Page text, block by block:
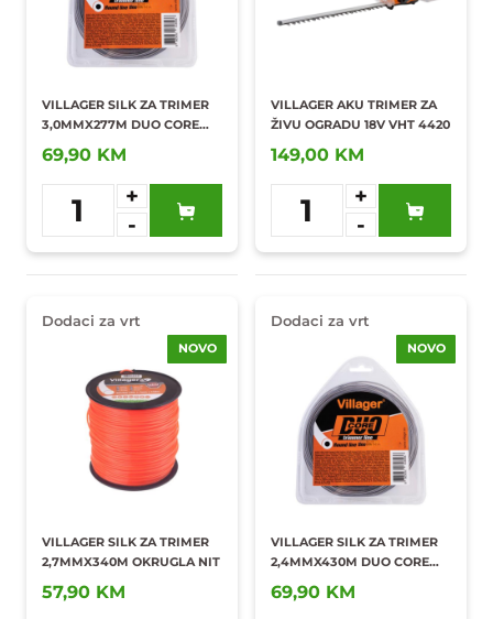
VILLAGER SILK ZA TRIMER
3,0MMX277M DUO CORE
OKRUGLA NIT
69,90 KM
1
+
-
Dodaj u
omiljene
VILLAGER AKU TRIMER ZA
ŽIVU OGRADU 18V VHT 4420
149,00 KM
1
+
-
Dodaj u
omiljene
Dodaci za vrt
NOVO
VILLAGER SILK ZA TRIMER
2,7MMX340M OKRUGLA NIT
57,90 KM
Dodaci za vrt
NOVO
VILLAGER SILK ZA TRIMER
2,4MMX430M DUO CORE
OKRUGLA NIT
69,90 KM